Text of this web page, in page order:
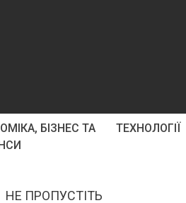
БІЗНЕС ТА
ТЕХНОЛОГІЇ
НЕ ПРОПУСТІТЬ